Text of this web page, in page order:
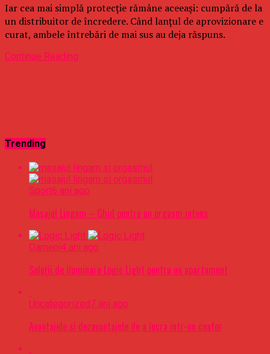
Iar cea mai simplă protecție rămâne aceeași: cumpără de la
un distribuitor de încredere. Când lanțul de aprovizionare e
curat, ambele întrebări de mai sus au deja răspuns.
Continue Reading
Trending
Sport6 ani ago
Masajul Lingam – Ghid pentru un orgasm intens
Oameni4 ani ago
Soluții de iluminare Logic Light pentru un apartament
Uncategorized7 ani ago
Avantajele si dezavantajele de a lucra intr-un coafor